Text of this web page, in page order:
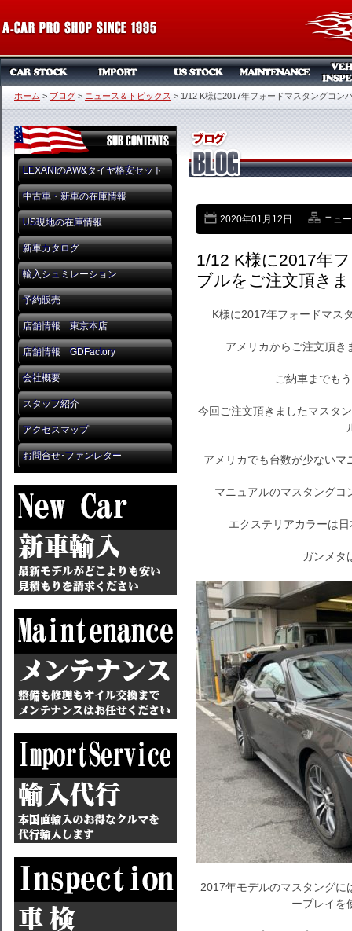
ホーム > ブログ > ニュース＆トピックス > 1/12 K様に2017年フォードマスタングコン
LEXANIのAW&タイヤ格安セット
中古車・新車の在庫情報
US現地の在庫情報
新車カタログ
輸入シュミレーション
予約販売
店舗情報 東京本店
店舗情報 GDFactory
会社概要
スタッフ紹介
アクセスマップ
お問合せ･ファンレター
2020年01月12日 ニュ
1/12 K様に2017年
ブルをご注文頂き
K様に2017年フォードマス
アメリカからご注文頂き
ご納車までも
今回ご注文頂きましたマスタ
アメリカでも台数が少ない
マニュアルのマスタング
エクステリアカラーは
ガンメタ
2017年モデルのマスタングに
ープレイを